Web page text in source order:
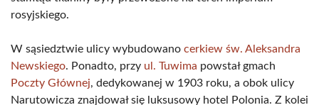
rosyjskiego.
W sąsiedztwie ulicy wybudowano cerkiew św. Aleksandra
Newskiego. Ponadto, przy ul. Tuwima powstał gmach
Poczty Głównej, dedykowanej w 1903 roku, a obok ulicy
Narutowicza znajdował się luksusowy hotel Polonia. Z kolei